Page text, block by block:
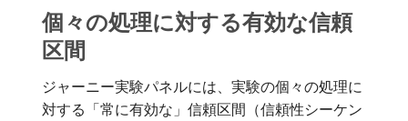
個々の処理に対する有効な信頼
区間
ジャーニー実験パネルには、実験の個々の処理に
対する「常に有効な」信頼区間（信頼性シーケン